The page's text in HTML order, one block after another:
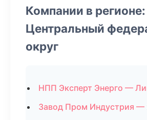
Компании в регионе:
Центральный
округ
НПП Эксперт Энерго —
Завод Пром Индустрия —